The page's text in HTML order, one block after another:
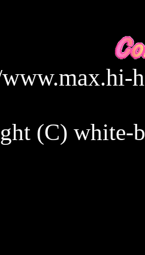
(C) white-